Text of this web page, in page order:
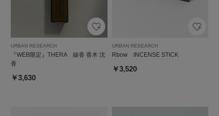
URBAN RESEARCH
『WEB限定』THERA 線香 香木 沈
香
￥3,630
URBAN RESEARCH
Rbow INCENSE STICK
￥3,520